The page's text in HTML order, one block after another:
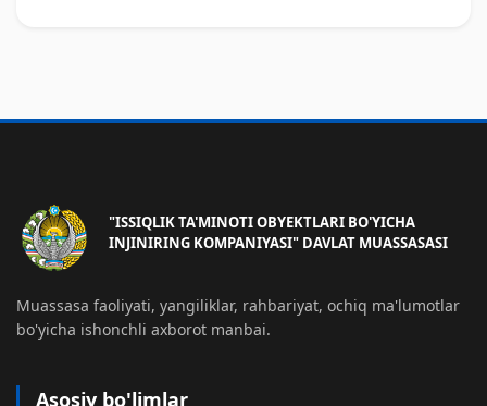
"ISSIQLIK TA'MINOTI OBYEKTLARI BO'YICHA
INJINIRING KOMPANIYASI" DAVLAT MUASSASASI
Muassasa faoliyati, yangiliklar, rahbariyat, ochiq ma'lumotlar
bo'yicha ishonchli axborot manbai.
Asosiy bo'limlar